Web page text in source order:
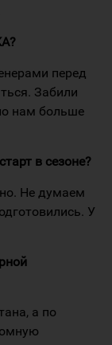
перед
Забили
нам больше
в сезоне?
Не думаем
У
а по